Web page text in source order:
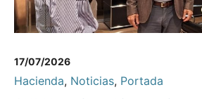
17/07/2026
Hacienda, Noticias, Portada